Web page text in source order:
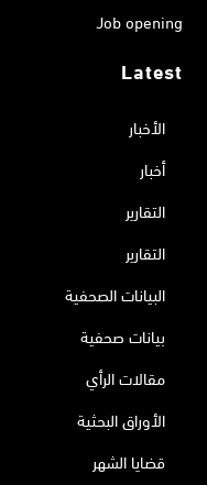
Job opening
Latest
الأخبار
أخبار
التقارير
التقارير
البيانات الصحفية
بيانات صحفية
مقالات الرأي
الأوراق البحثية
قضايا الشهر